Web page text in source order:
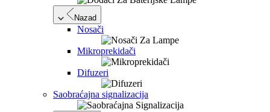
Nazad
Nosači
Mikroprekidači
Difuzeri
Saobraćajna signalizacija